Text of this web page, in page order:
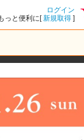
ログイン
っと便利に[新規取得 ]